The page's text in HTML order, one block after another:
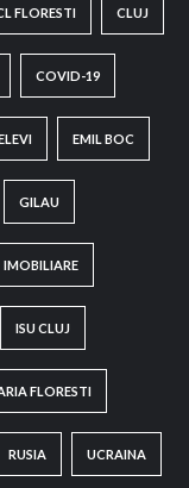
FLORESTI CLUJ
COVID-19
EMIL BOC
GILAU
IMOBILIARE
ISU CLUJ
FLORESTI
RUSIA UCRAINA